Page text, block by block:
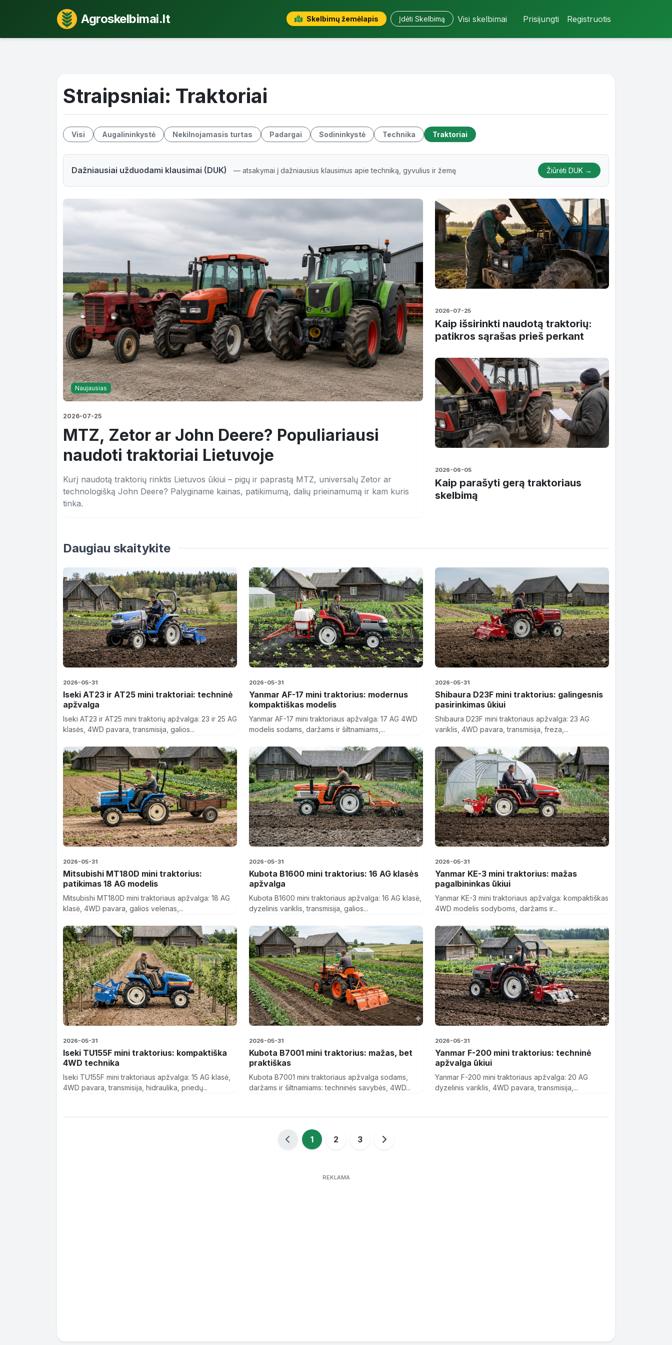
Agroskelbimai.lt Skelbimų žemėlapis Įdėti Skelbimą Visi skelbimai Prisijungti Registruotis
Straipsniai: Traktoriai
Visi Augalininkystė Nekilnojamasis turtas Padargai Sodininkystė Technika Traktoriai
Dažniausiai užduodami klausimai (DUK) — atsakymai į dažniausius klausimus apie techniką, gyvulius ir žemę Žiūrėti DUK →
Naujausias
2026-07-25
MTZ, Zetor ar John Deere? Populiariausi
naudoti traktoriai Lietuvoje
Kurį naudotą traktorių rinktis Lietuvos ūkiui – pigų ir paprastą MTZ, universalų Zetor ar
technologišką John Deere? Palyginame kainas, patikimumą, dalių prieinamumą ir kam kuris
tinka.
2026-07-25
Kaip išsirinkti naudotą traktorių:
patikros sąrašas prieš perkant
2026-06-05
Kaip parašyti gerą traktoriaus
skelbimą
Daugiau skaitykite
2026-05-31
Iseki AT23 ir AT25 mini traktoriai: techninė
apžvalga
Iseki AT23 ir AT25 mini traktorių apžvalga: 23 ir 25 AG
klasės, 4WD pavara, transmisija, galios...
2026-05-31
Yanmar AF-17 mini traktorius: modernus
kompaktiškas modelis
Yanmar AF-17 mini traktoriaus apžvalga: 17 AG 4WD
modelis sodams, daržams ir šiltnamiams,...
2026-05-31
Shibaura D23F mini traktorius: galingesnis
pasirinkimas ūkiui
Shibaura D23F mini traktoriaus apžvalga: 23 AG
variklis, 4WD pavara, transmisija, freza,...
2026-05-31
Mitsubishi MT180D mini traktorius:
patikimas 18 AG modelis
Mitsubishi MT180D mini traktoriaus apžvalga: 18 AG
klasė, 4WD pavara, galios velenas,...
2026-05-31
Kubota B1600 mini traktorius: 16 AG klasės
apžvalga
Kubota B1600 mini traktoriaus apžvalga: 16 AG klasė,
dyzelinis variklis, transmisija, galios...
2026-05-31
Yanmar KE-3 mini traktorius: mažas
pagalbininkas ūkiui
Yanmar KE-3 mini traktoriaus apžvalga: kompaktiškas
4WD modelis sodyboms, daržams ir...
2026-05-31
Iseki TU155F mini traktorius: kompaktiška
4WD technika
Iseki TU155F mini traktoriaus apžvalga: 15 AG klasė,
4WD pavara, transmisija, hidraulika, priedų...
2026-05-31
Kubota B7001 mini traktorius: mažas, bet
praktiškas
Kubota B7001 mini traktoriaus apžvalga sodams,
daržams ir šiltnamiams: techninės savybės, 4WD...
2026-05-31
Yanmar F-200 mini traktorius: techninė
apžvalga ūkiui
Yanmar F-200 mini traktoriaus apžvalga: 20 AG
dyzelinis variklis, 4WD pavara, transmisija,...
1 2 3
REKLAMA